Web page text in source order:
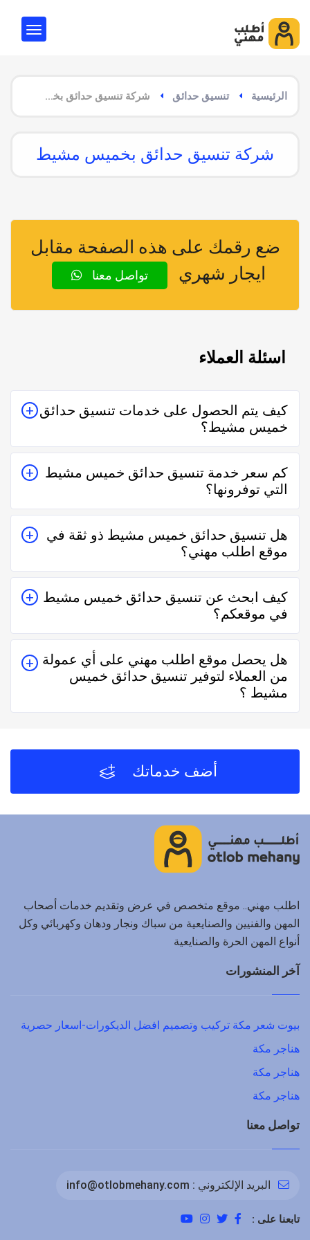
الرئيسية تنسيق حدائق شركة تنسيق حدائق بخميس مشيط
شركة تنسيق حدائق بخميس مشيط
ضع رقمك على هذه الصفحة مقابل
ايجار شهري
تواصل معنا
اسئلة العملاء
كيف يتم الحصول على خدمات تنسيق حدائق
خميس مشيط؟
يتم الحصول على خدمات تنسيق حدائق خميس مشيط من
خلال التواصل معه إما على الواتساب أو تليفونياً وطلب
الخدمة منه بعمل زيارة للمكان أو تقدير سعر الخدمة قبل
الزيارة والإتفاق.
كم سعر خدمة تنسيق حدائق خميس مشيط
التي توفرونها؟
تختلف اسعار خدمات تنسيق حدائق خميس مشيط وفقاً لعدة
عناصر منها قرب المسافة وحجم العمل وتوقيته وهل هو
عمل مستعجل أم لا.
هل تنسيق حدائق خميس مشيط ذو ثقة في
موقع اطلب مهني؟
نعم تنسيق حدائق خميس مشيط في موقع اطلب مهني ذو
ثقة في التعامل فكل الفنيين والشركات يتم تقييمهم من
عملاء حقيقيين وهذا يدل على جودة الخدمة.
كيف ابحث عن تنسيق حدائق خميس مشيط
في موقعكم؟
يُمكنك البحث عن تنسيق حدائق خميس مشيط في موقعنا
من خلال تحديد المنطقة ثم تحديد المهنة وإختيار الفني
الأقرب إليك والأفضل تقييماً فموقع اطلب مهني يعتمد على
تقييم الفنيين والشركات من خلال العملاء بعد كل زيارة لهم.
هل يحصل موقع اطلب مهني على أي عمولة
من العملاء لتوفير تنسيق حدائق خميس
مشيط ؟
أضف خدماتك
اطلب مهني.. موقع متخصص في عرض وتقديم خدمات أصحاب
المهن والفنيين والصنايعية من سباك ونجار ودهان وكهربائي وكل
أنواع المهن الحرة والصنايعية
آخر المنشورات
بيوت شعر مكة تركيب وتصميم افضل الديكورات-اسعار حصرية
هناجر مكة
هناجر مكة
هناجر مكة
تواصل معنا
البريد الإلكتروني : info@otlobmehany.com
تابعنا على :